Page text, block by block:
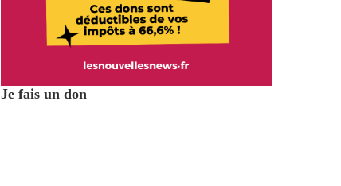
Je fais un don